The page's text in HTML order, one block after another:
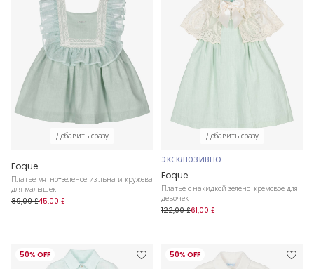
Добавить сразу
Foque
Платье мятно-зеленое из льна и кружева
для малышек
89,00 £45,00 £
Добавить сразу
ЭКСКЛЮЗИВНО
Foque
Платье с накидкой зелено-кремовое для
девочек
122,00 £61,00 £
50% OFF 50% OFF